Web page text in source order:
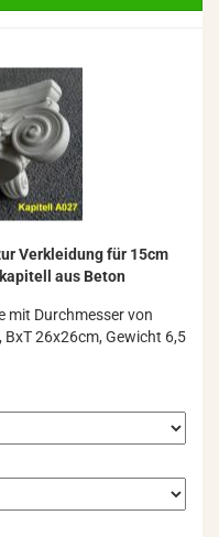
Ver­klei­dung für 15cm
aus Beton
mit Durch­mes­ser von
BxT 26x26cm, Ge­wicht 6,5